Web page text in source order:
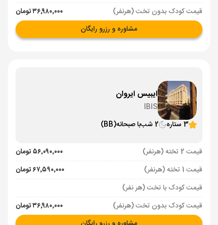
قیمت کودک بدون تخت (هرنفر)
۳۶٬۹۸۰٬۰۰۰ تومان
مشاوره و رزرو رایگان
ایبیس ایروان
IBIS
3 ستاره
2 شب با صبحانه(BB)
قیمت 2 تخته (هرنفر)
۵۶٬۰۹۰٬۰۰۰ تومان
قیمت 1 تخته (هرنفر)
۶۷٬۵۹۰٬۰۰۰ تومان
قیمت کودک با تخت (هر نفر)
قیمت کودک بدون تخت (هرنفر)
۳۶٬۹۸۰٬۰۰۰ تومان